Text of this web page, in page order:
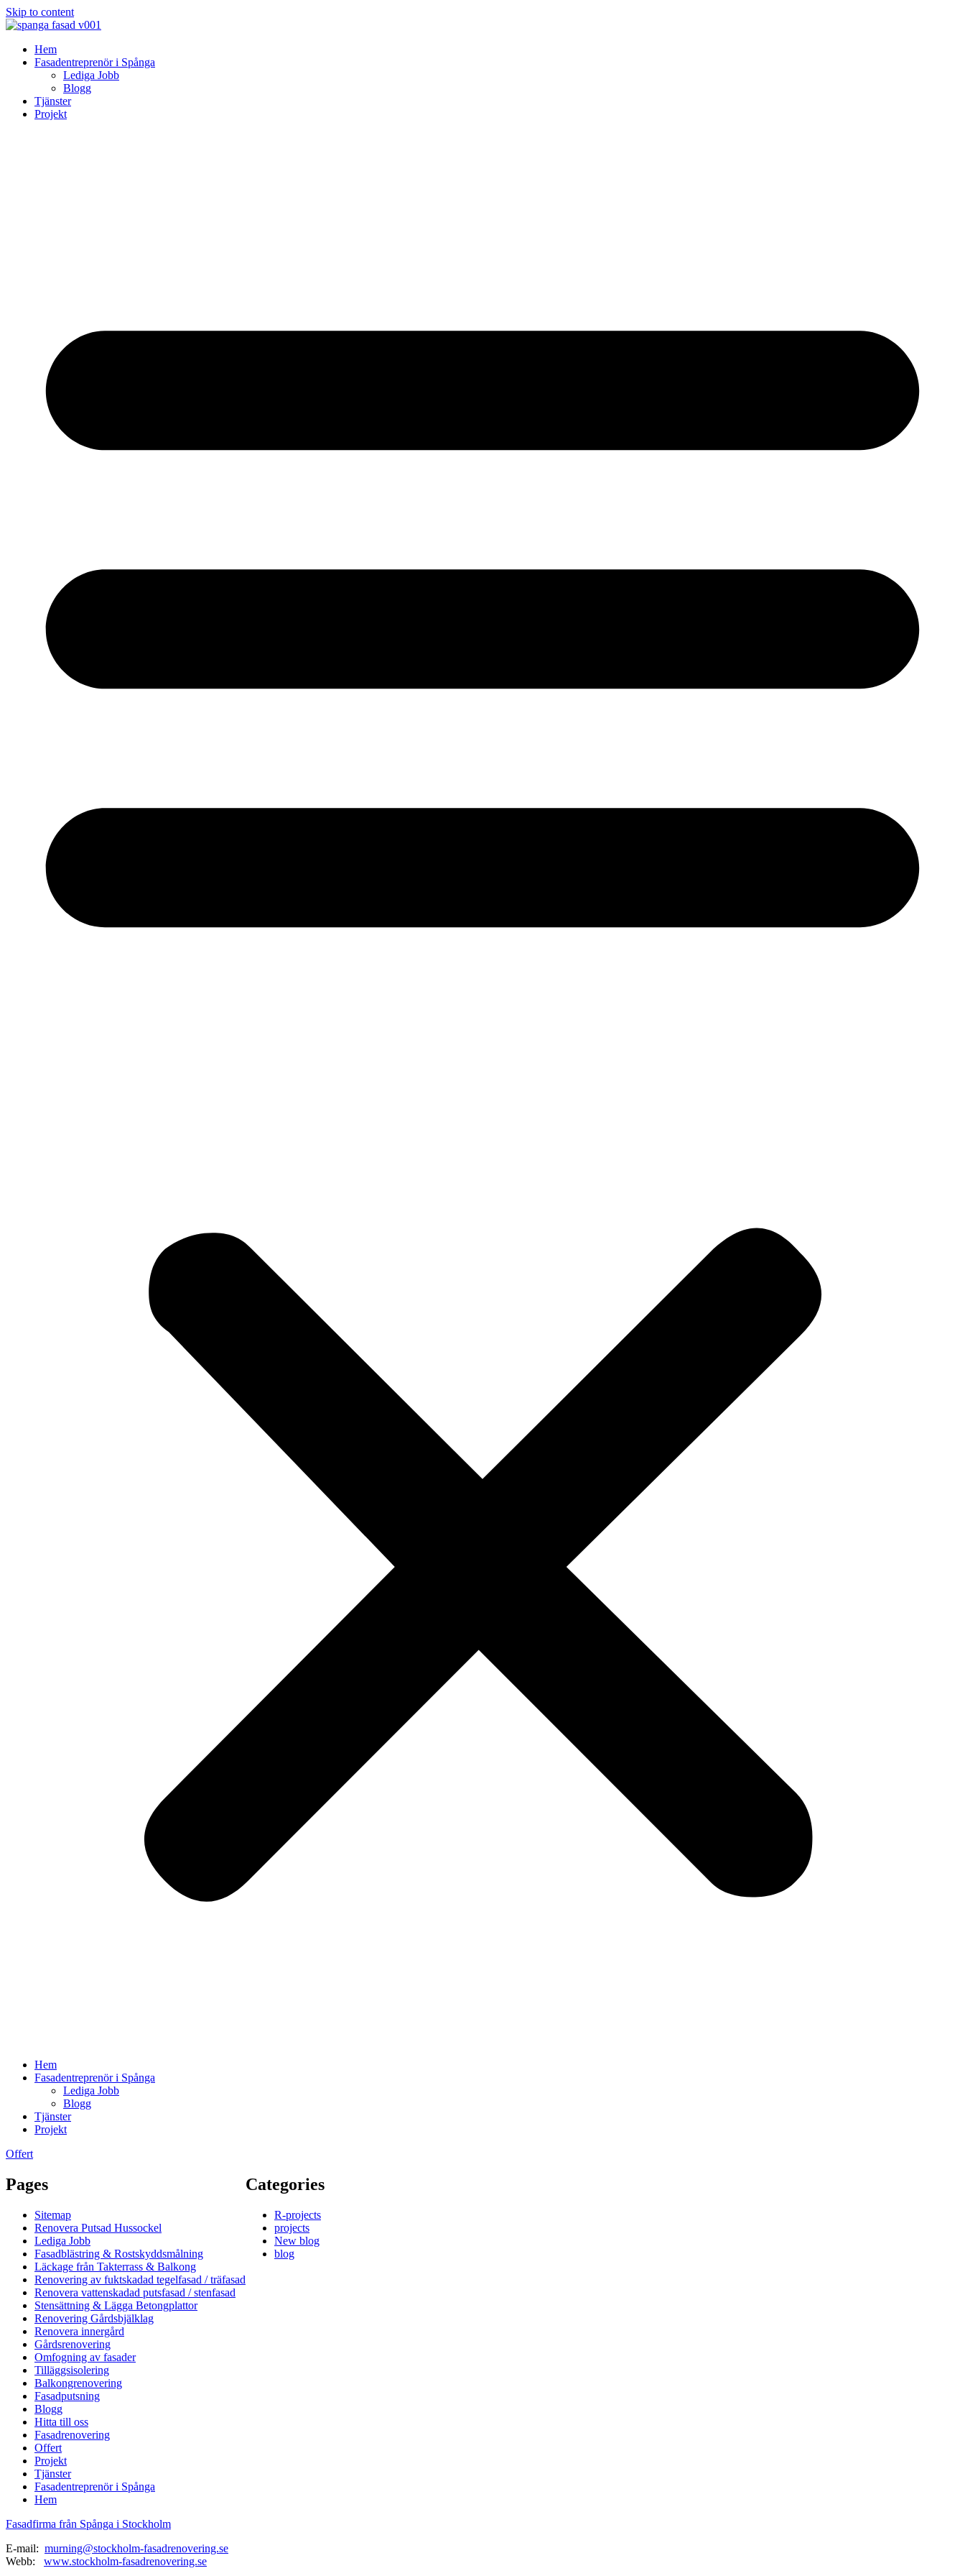
Skip to content
Hem
Fasadentreprenör i Spånga
Lediga Jobb
Blogg
Tjänster
Projekt
Hem
Fasadentreprenör i Spånga
Lediga Jobb
Blogg
Tjänster
Projekt
Offert
Pages
Sitemap
Renovera Putsad Hussockel
Lediga Jobb
Fasadblästring & Rostskyddsmålning
Läckage från Takterrass & Balkong
Renovering av fuktskadad tegelfasad / träfasad
Renovera vattenskadad putsfasad / stenfasad
Stensättning & Lägga Betongplattor
Renovering Gårdsbjälklag
Renovera innergård
Gårdsrenovering
Omfogning av fasader
Tilläggsisolering
Balkongrenovering
Fasadputsning
Blogg
Hitta till oss
Fasadrenovering
Offert
Projekt
Tjänster
Fasadentreprenör i Spånga
Hem
Categories
R-projects
projects
New blog
blog
Fasadfirma från Spånga i Stockholm
E-mail: murning@stockholm-fasadrenovering.se
Webb: www.stockholm-fasadrenovering.se